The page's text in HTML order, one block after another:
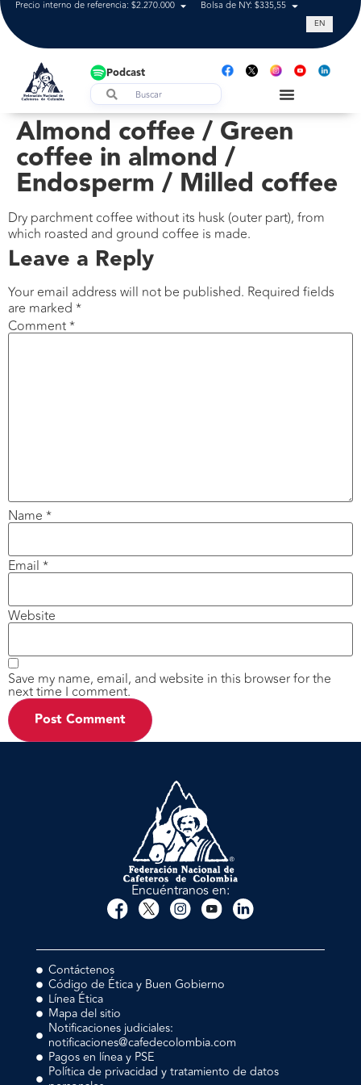
Precio interno de referencia: $2.270.000 Bolsa de NY: $335,55 Tasa de
EN
Podcast
Almond coffee / Green
coffee in almond /
Endosperm / Milled coffee
Dry parchment coffee without its husk (outer part), from
which roasted and ground coffee is made.
Leave a Reply
Your email address will not be published. Required fields
are marked *
Comment*
Name *
Email *
Website
Save my name, email, and website in this browser for the
next time I comment.
Encuéntranos en:
Contáctenos
Código de Ética y Buen Gobierno
Línea Ética
Mapa del sitio
Notificaciones judiciales:
notificaciones@cafedecolombia.com
Pagos en línea y PSE
Política de privacidad y tratamiento de datos